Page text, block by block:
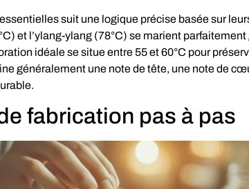
suit une logique précise basée sur
et l’ylang-ylang (78°C) se marient
idéale se situe entre 55 et 60°C pour
généralement une note de tête, une note de
fabrication pas à pas